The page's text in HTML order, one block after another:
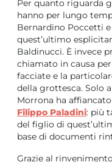
Per quanto riguarda
hanno per lungo
Bernardino Poccetti e
quest’ultimo
Baldinucci. È invece
chiamato in causa
facciate e la
della grottesca. Solo
Morrona ha
Filippo Paladini: più
del figlio di
base di documenti
Grazie al